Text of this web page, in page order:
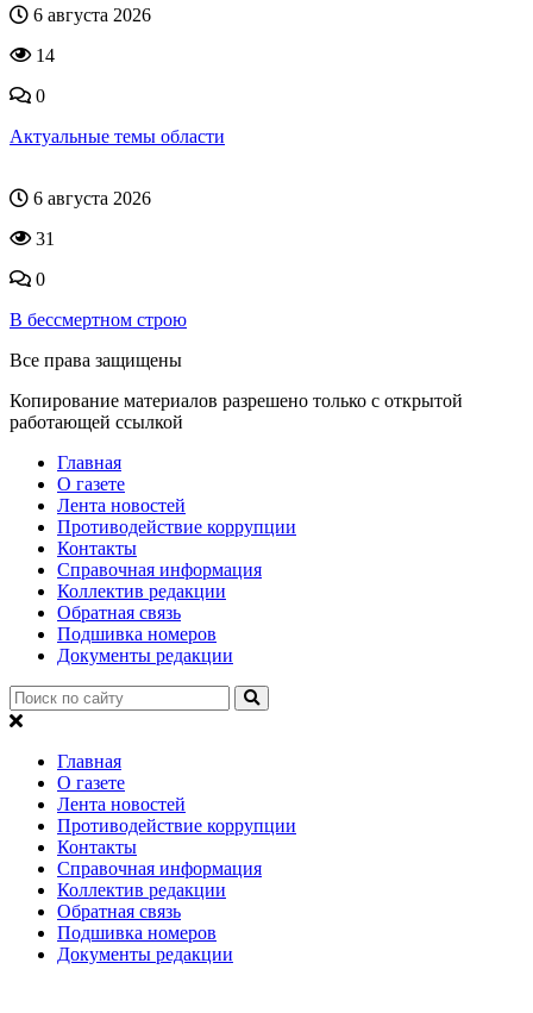
6 августа 2026
14
0
Актуальные темы области
6 августа 2026
31
0
В бессмертном строю
Все права защищены
Копирование материалов разрешено только с открытой
работающей ссылкой
Главная
О газете
Лента новостей
Противодействие коррупции
Контакты
Справочная информация
Коллектив редакции
Обратная связь
Подшивка номеров
Документы редакции
Главная
О газете
Лента новостей
Противодействие коррупции
Контакты
Справочная информация
Коллектив редакции
Обратная связь
Подшивка номеров
Документы редакции